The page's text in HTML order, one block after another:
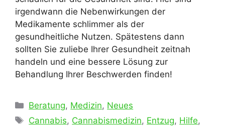
irgendwann die Nebenwirkungen der
Medikamente schlimmer als der
gesundheitliche Nutzen. Spätestens dann
sollten Sie zuliebe Ihrer Gesundheit zeitnah
handeln und eine bessere Lösung zur
Behandlung Ihrer Beschwerden finden!
Kategorien
Beratung, Medizin, Neues
Schlagwörter
Cannabis, Cannabismedizin, Entzug, Hilfe,